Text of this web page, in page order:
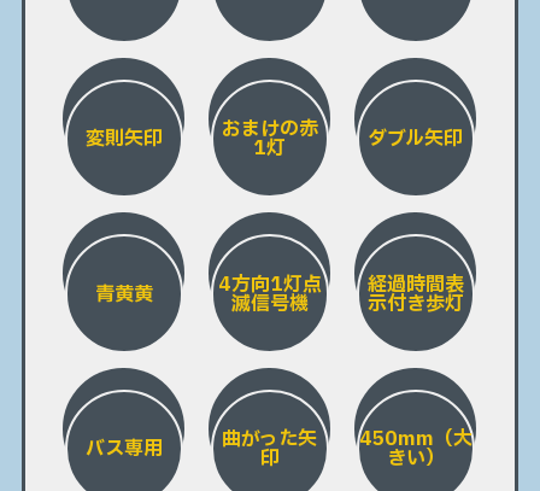
変則矢印 おまけの赤
1灯 ダブル矢印
青黄黄 4方向1灯点
滅信号機
経過時間表
示付き歩灯
バス専用 曲がった矢
印
450mm（大
きい）